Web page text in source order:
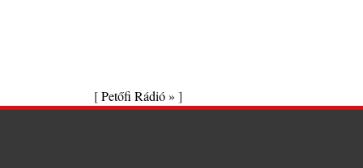
[Petőfi Rádió » ]